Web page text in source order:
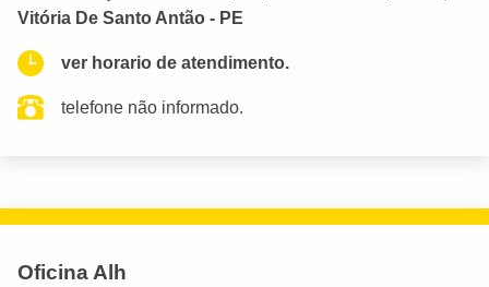
Vitória De Santo Antão - PE
ver horario de atendimento.
telefone não informado.
Oficina Alh